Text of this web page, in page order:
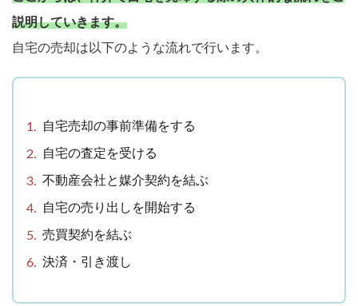
説明していきます。
自宅の売却は以下のような流れで行います。
自宅売却の事前準備をする
自宅の査定を受ける
不動産会社と媒介契約を結ぶ
自宅の売り出しを開始する
売買契約を結ぶ
決済・引き渡し